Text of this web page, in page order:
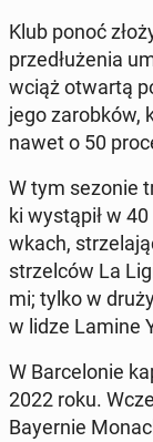
Klub ponoć
przedłuże­nia
wciąż otwartą
jego zarobków,
nawet o 50
W tym sezonie
ki wys­tąpił w
wkach,
strzel­ców La
mi; tylko w
w lidze Lamine
W Barcelonie
2022 roku.
Bay­ernie